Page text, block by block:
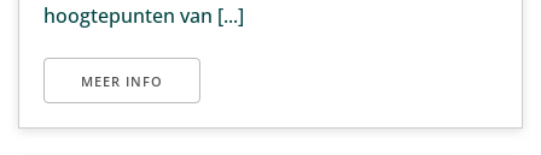
hoogtepunten van [...]
MEER INFO